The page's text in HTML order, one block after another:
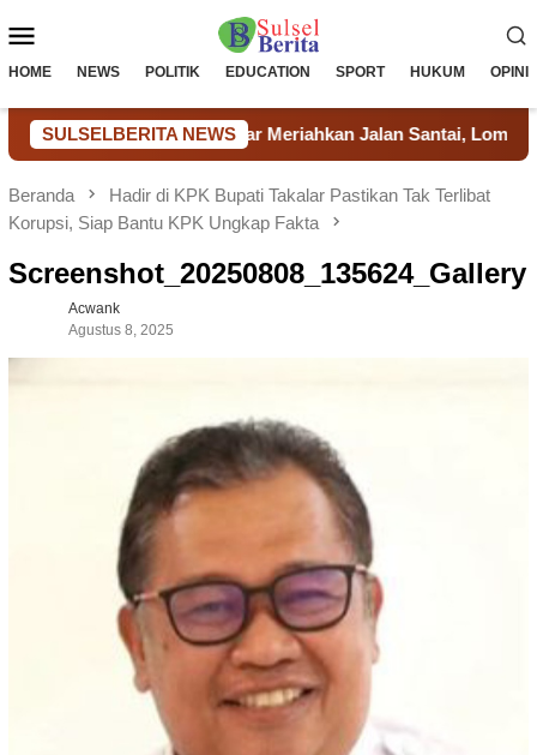
ke
Mobile
HOME NEWS POLITIK EDUCATION SPORT HUKUM OPINI
SULSELBERITA NEWS
Petugas Lapas Takalar Meriahkan Jalan Santai, Lomba
Beranda
Hadir di KPK Bupati Takalar Pastikan Tak Terlibat
Korupsi, Siap Bantu KPK Ungkap Fakta
Screenshot_20250808_135624_Gallery
Acwank
Agustus 8, 2025